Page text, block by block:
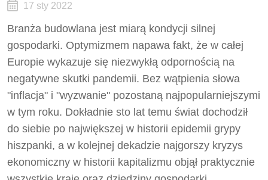
17 sty 2022
Branża budowlana jest miarą kondycji silnej
gospodarki. Optymizmem napawa fakt, że w całej
Europie wykazuje się niezwykłą odpornością na
negatywne skutki pandemii. Bez wątpienia słowa
"inflacja" i "wyzwanie" pozostaną najpopularniejszymi
w tym roku. Dokładnie sto lat temu świat dochodził
do siebie po największej w historii epidemii grypy
hiszpanki, a w kolejnej dekadzie najgorszy kryzys
ekonomiczny w historii kapitalizmu objął praktycznie